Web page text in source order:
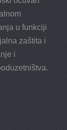
u funkciji
zaštita i
i